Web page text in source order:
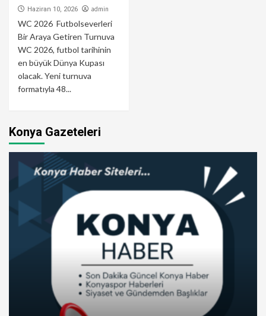
Haziran 10, 2026 admin
WC 2026 Futbolseverleri
Bir Araya Getiren Turnuva
WC 2026, futbol tarihinin
en büyük Dünya Kupası
olacak. Yeni turnuva
formatıyla 48...
Konya Gazeteleri